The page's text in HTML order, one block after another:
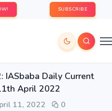
SUBSCRIBE
IASbaba Daily Current
April 2022
11, 2022 0